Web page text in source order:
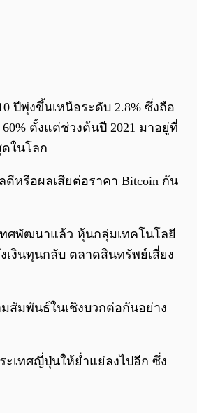
ปีพุ่งขึ้นเหนือระดับ 2.8% ซึ่งถือ
ตั้งแต่ช่วงต้นปี 2021 มาอยู่ที่
ในโลก
หรือผลเสียต่อราคา Bitcoin กัน
ทศพัฒนาแล้ว หุ้นกลุ่มเทคโนโลยี
เงินทุนกลับ ตลาดสินทรัพย์เสี่ยง
สัมพันธ์ในเชิงบวกต่อกันอย่าง
ะเทศญี่ปุ่นให้ย่ำแย่ลงไปอีก ซึ่ง